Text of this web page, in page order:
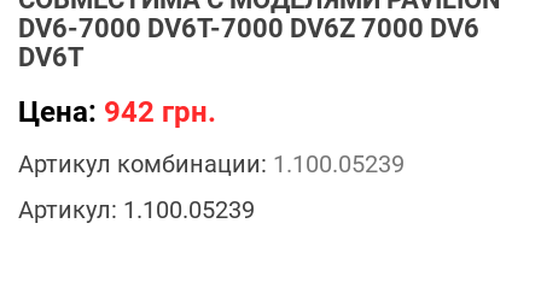
DV6-7000 DV6T-7000 DV6Z 7000 DV6
DV6T
Цена: 942 грн.
Артикул комбинации: 1.100.05239
Артикул: 1.100.05239